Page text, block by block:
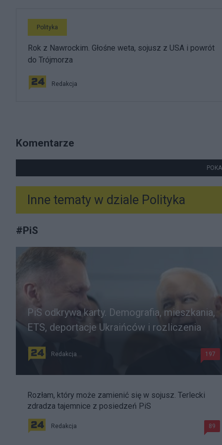
Polityka
Rok z Nawrockim. Głośne weta, sojusz z USA i powrót
do Trójmorza
Redakcja
Komentarze
Inne tematy w dziale Polityka
#PiS
PiS odkrywa karty. Demografia, mieszkania,
ETS, deportacje Ukraińców i rozliczenia
Redakcja 197
Rozłam, który może zamienić się w sojusz. Terlecki
zdradza tajemnice z posiedzeń PiS
Redakcja 89